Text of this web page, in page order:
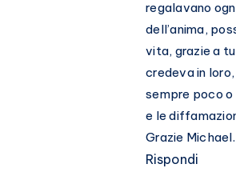
regalavano
dell’anima,
vita, grazie a
credeva in
sempre poco o
e le
Grazie Michael.
Rispondi